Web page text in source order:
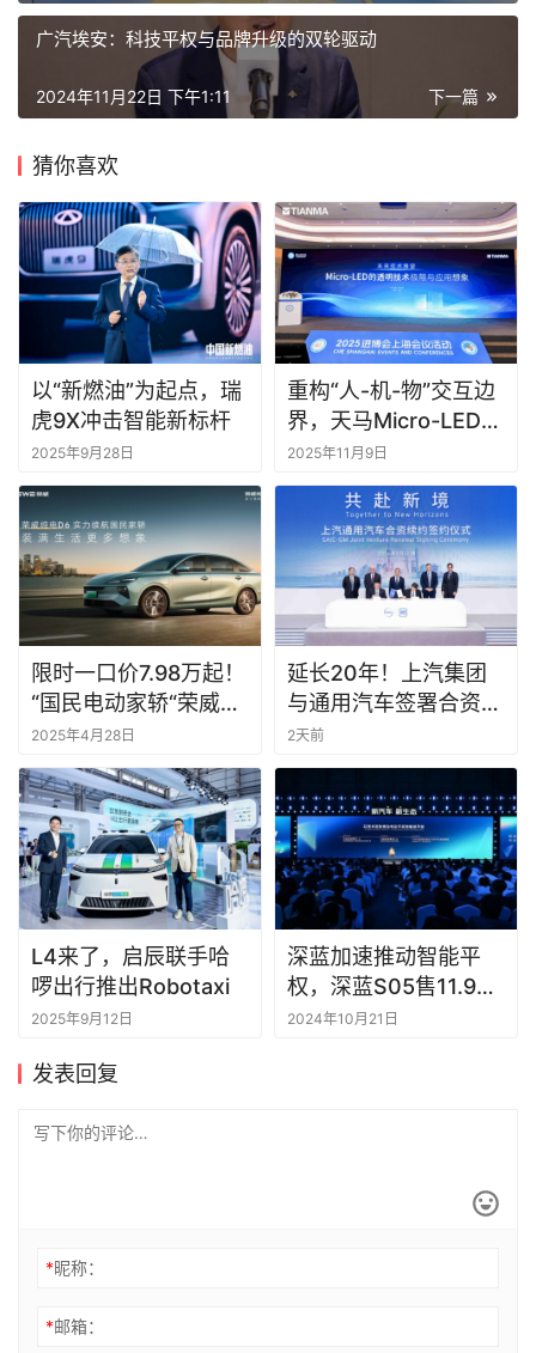
广汽埃安：科技平权与品牌升级的双轮驱动
下一篇
2024年11月22日 下午1:11
猜你喜欢
以“新燃油”为起点，瑞
虎9X冲击智能新标杆
2025年9月28日
重构“人-机-物”交互边
界，天马Micro-LED技
术论坛成功举办
2025年11月9日
限时一口价7.98万起！
“国民电动家轿“荣威纯
电D6正式上市
2025年4月28日
延长20年！上汽集团
与通用汽车签署合资续
约协议
2天前
L4来了，启辰联手哈
啰出行推出Robotaxi
2025年9月12日
深蓝加速推动智能平
权，深蓝S05售11.99
万元起
2024年10月21日
发表回复
*昵称：
*邮箱：